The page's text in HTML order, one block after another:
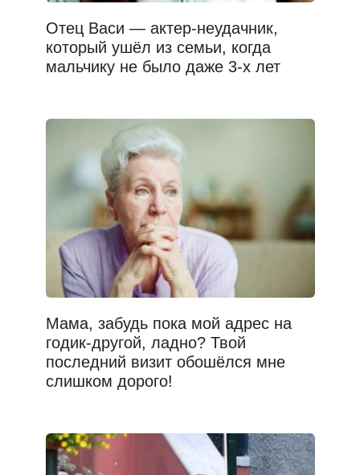
Отец Васи — актер-неудачник,
который ушёл из семьи, когда
мальчику не было даже 3-х лет
Мама, забудь пока мой адрес на
годик-другой, ладно? Твой
последний визит обошёлся мне
слишком дорого!